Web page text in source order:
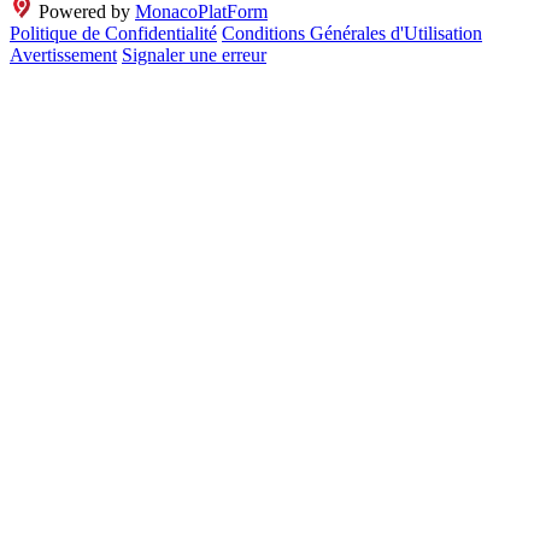
Powered by MonacoPlatForm
Politique de Confidentialité Conditions Générales d'Utilisation
Avertissement Signaler une erreur